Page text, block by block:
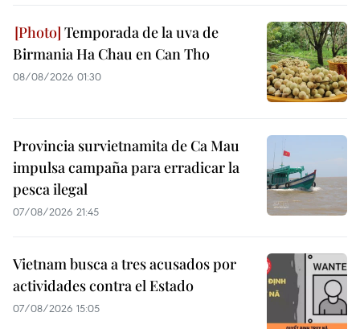
Temporada de la uva de
Birmania Ha Chau en Can Tho
08/08/2026 01:30
Provincia survietnamita de Ca Mau
impulsa campaña para erradicar la
pesca ilegal
07/08/2026 21:45
Vietnam busca a tres acusados por
actividades contra el Estado
07/08/2026 15:05